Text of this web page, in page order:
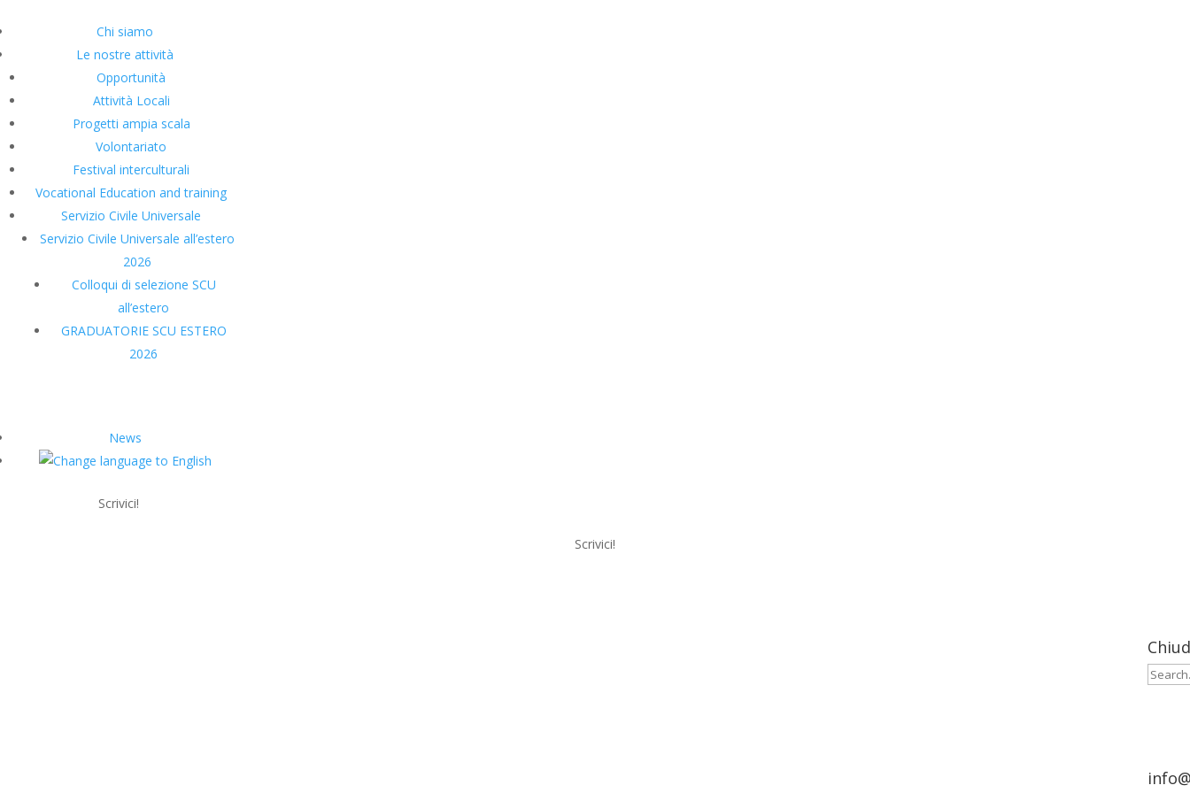
Chi siamo
Le nostre attività
Opportunità
Attività Locali
Progetti ampia scala
Volontariato
Festival interculturali
Vocational Education and training
Servizio Civile Universale
Servizio Civile Universale all’estero
2026
Colloqui di selezione SCU
all’estero
GRADUATORIE SCU ESTERO
2026
News
Scrivici!
Scrivici!
Menu
Cerca: